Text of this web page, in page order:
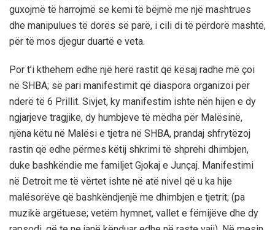
guxojmë të harrojmë se kemi të bëjmë me një mashtrues
dhe manipulues të dorës së parë, i cili di të përdorë mashtë,
për të mos djegur duartë e veta.
Por t’i kthehem edhe një herë rastit që kësaj radhe më çoi
në SHBA; së pari manifestimit që diaspora organizoi për
nderë të 6 Prillit. Sivjet, ky manifestim ishte nën hijen e dy
ngjarjeve tragjike, dy humbjeve të mëdha për Malësinë,
njëna këtu në Malësi e tjetra në SHBA, prandaj shfrytëzoj
rastin që edhe përmes këtij shkrimi të shprehi dhimbjen,
duke bashkëndie me familjet Gjokaj e Junçaj. Manifestimi
në Detroit me të vërtet ishte në atë nivel që u ka hije
malësorëve që bashkëndjenjë me dhimbjen e tjetrit; (pa
muzikë argëtuese; vetëm hymnet, vallet e fëmijëve dhe dy